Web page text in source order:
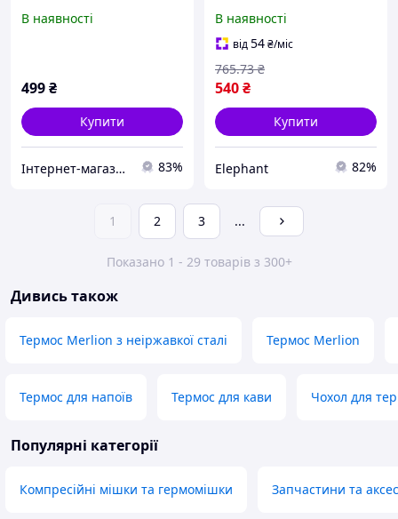
1 л Термос для зберігання
В наявності
499₴
Купити
Інтернет-магазин "Віп-феєрверк" 83%
і ручкою для
перенесення термос для
гарячих напоїв EPT
В наявності
від54₴/міс
540₴
765.73 ₴
Купити
Elephant 82%
1 2 3 ...
Показано 1 - 29 товарів з 300+
Дивись також
Термос Merlion з неіржавкої сталі Термос Merlion
Термос для напоїв Термос для кави Чохол для
Популярні категорії
Компресійні мішки та гермомішки Запчастини та